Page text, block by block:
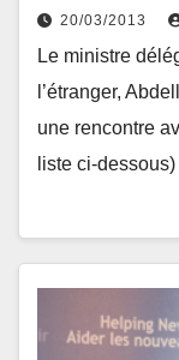
20/03/2013
Le ministre
l’étranger,
une rencontre
liste ci-